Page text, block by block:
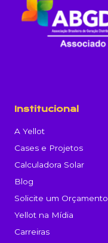
Institucional
A Yellot
Cases e Projetos
Calculadora Solar
Blog
Solicite um Orçamento
Yellot na Mídia
Carreiras